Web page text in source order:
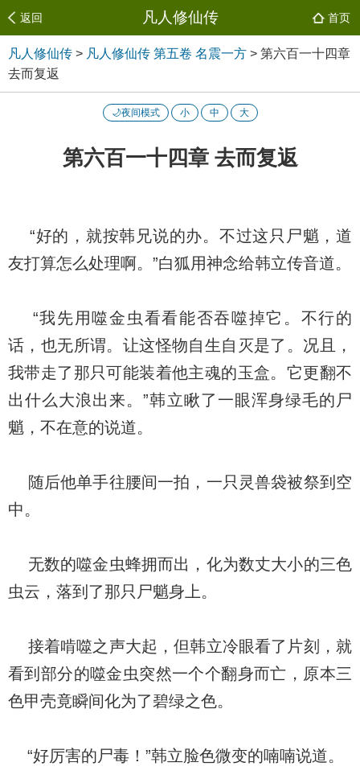
返回 凡人修仙传 首页
凡人修仙传 > 凡人修仙传 第五卷 名震一方 > 第六百一十四章
去而复返
🌙夜间模式 小 中 大
第六百一十四章 去而复返
“好的，就按韩兄说的办。不过这只尸魈，道
友打算怎么处理啊。”白狐用神念给韩立传音道。
“我先用噬金虫看看能否吞噬掉它。不行的
话，也无所谓。让这怪物自生自灭是了。况且，
我带走了那只可能装着他主魂的玉盒。它更翻不
出什么大浪出来。”韩立瞅了一眼浑身绿毛的尸
魈，不在意的说道。
随后他单手往腰间一拍，一只灵兽袋被祭到空
中。
无数的噬金虫蜂拥而出，化为数丈大小的三色
虫云，落到了那只尸魈身上。
接着啃噬之声大起，但韩立冷眼看了片刻，就
看到部分的噬金虫突然一个个翻身而亡，原本三
色甲壳竟瞬间化为了碧绿之色。
“好厉害的尸毒！”韩立脸色微变的喃喃说道。